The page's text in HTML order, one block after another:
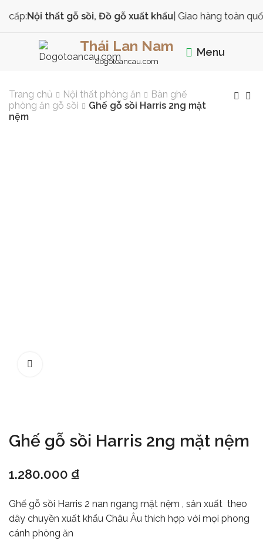
Nội thất gỗ sồi, Đồ gỗ xuất khẩu| Giao hàng toàn quốc
Thái Lan Nam
dogotoancau.com
Menu
Trang chủ Nội thất phòng ăn
Bàn ghế
phòng ăn gỗ sồi
Ghế gỗ sồi Harris 2ng mặt
nệm
Ghế gỗ sồi Harris 2ng mặt nệm
1.280.000 ₫
Ghế gỗ sồi Harris 2 nan ngang mặt nệm , sản xuất theo
dây chuyền xuất khẩu Châu Âu thích hợp với mọi phong
cánh phòng ăn